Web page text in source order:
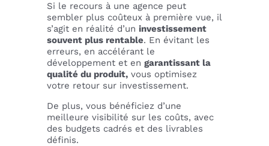
Si le recours à une agence peut
sembler plus coûteux à première vue, il
s’agit en réalité d’un investissement
souvent plus rentable. En évitant les
erreurs, en accélérant le
développement et en garantissant la
qualité du produit, vous optimisez
votre retour sur investissement.
De plus, vous bénéficiez d’une
meilleure visibilité sur les coûts, avec
des budgets cadrés et des livrables
définis.